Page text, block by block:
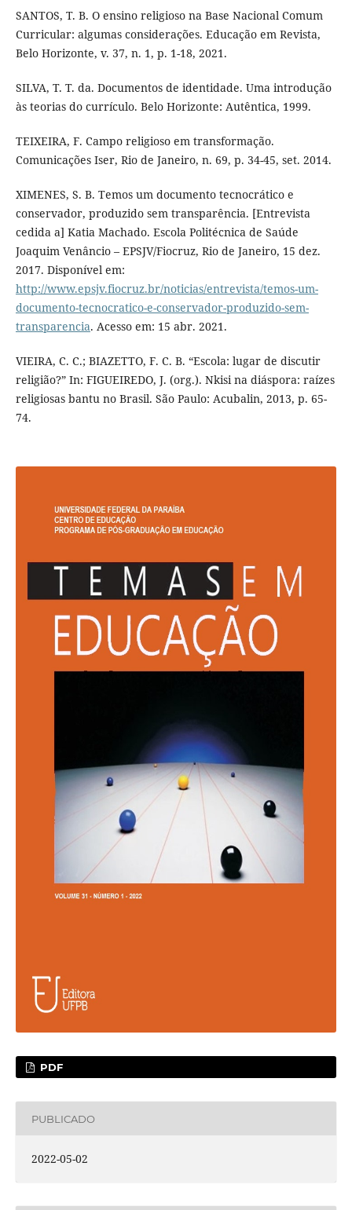
SANTOS, T. B. O ensino religioso na Base Nacional Comum
Curricular: algumas considerações. Educação em Revista,
Belo Horizonte, v. 37, n. 1, p. 1-18, 2021.
SILVA, T. T. da. Documentos de identidade. Uma introdução
às teorias do currículo. Belo Horizonte: Autêntica, 1999.
TEIXEIRA, F. Campo religioso em transformação.
Comunicações Iser, Rio de Janeiro, n. 69, p. 34-45, set. 2014.
XIMENES, S. B. Temos um documento tecnocrático e
conservador, produzido sem transparência. [Entrevista
cedida a] Katia Machado. Escola Politécnica de Saúde
Joaquim Venâncio – EPSJV/Fiocruz, Rio de Janeiro, 15 dez.
2017. Disponível em:
http://www.epsjv.fiocruz.br/noticias/entrevista/temos-um-
documento-tecnocratico-e-conservador-produzido-sem-
transparencia. Acesso em: 15 abr. 2021.
VIEIRA, C. C.; BIAZETTO, F. C. B. “Escola: lugar de discutir
religião?” In: FIGUEIREDO, J. (org.). Nkisi na diáspora: raízes
religiosas bantu no Brasil. São Paulo: Acubalin, 2013, p. 65-
74.
PDF
PUBLICADO
2022-05-02